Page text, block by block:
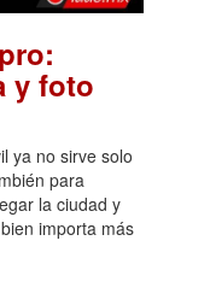
y foto
ya no sirve solo
para
la ciudad y
importa más